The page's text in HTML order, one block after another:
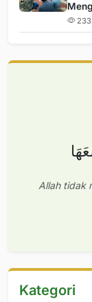
233
Allah tidak
Kategori